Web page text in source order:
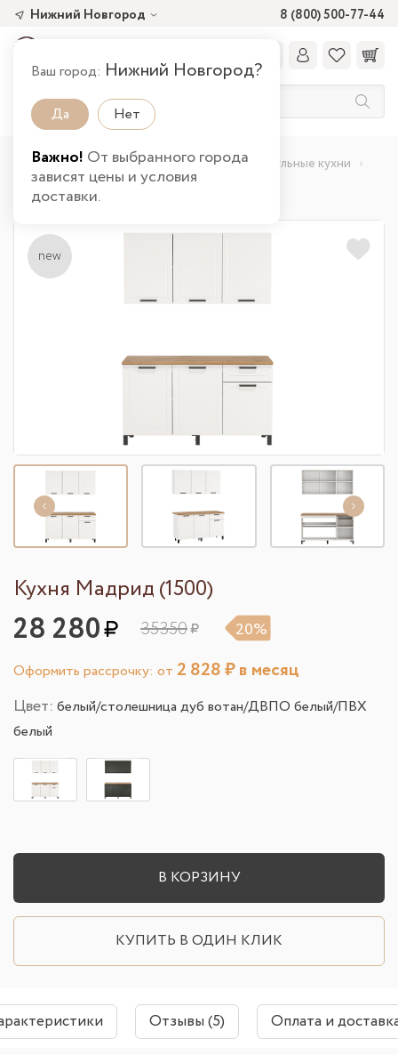
8 (800) 500-77-44
Нижний Новгород
Ваш город: Нижний Новгород?
Да Нет
Важно! От выбранного города
зависят цены и условия
доставки.
Главная Каталог товаров Кухня
Модульные кухни
Кухня Мадрид (1500) в Нижнем Новгороде
new
Кухня Мадрид (1500)
28 280 35350 20%
Оформить рассрочку: от 2 828₽ в месяц
Цвет: белый/столешница дуб вотан/ДВПО белый/ПВХ
белый
В КОРЗИНУ
КУПИТЬ В ОДИН КЛИК
Отзывы (5) Оплата и